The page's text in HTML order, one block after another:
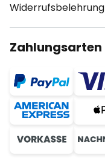
Widerrufsbelehrung
Zahlungsarten